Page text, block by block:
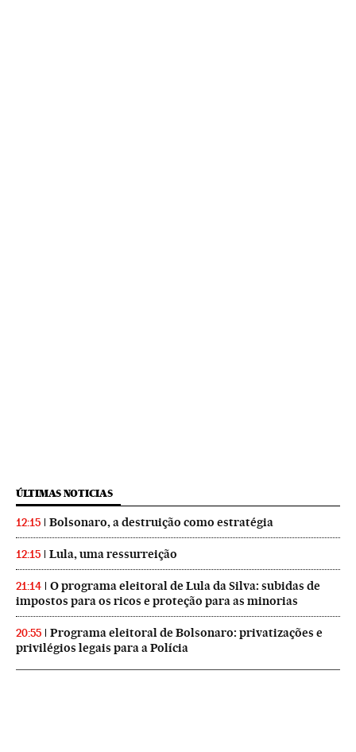
ÚLTIMAS NOTICIAS
12:15 Bolsonaro, a destruição como estratégia
12:15 Lula, uma ressurreição
21:14
O programa eleitoral de Lula da Silva: subidas de
impostos para os ricos e proteção para as minorias
20:55
Programa eleitoral de Bolsonaro: privatizações e
privilégios legais para a Polícia